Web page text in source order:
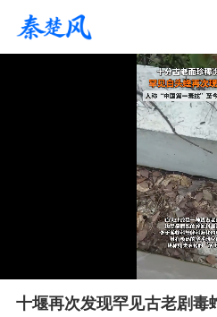
十堰再次发现罕见古老剧毒